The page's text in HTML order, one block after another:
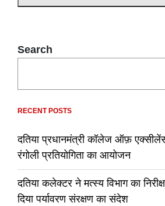
Search
RECENT POSTS
दतिया प्रधानमंत्री कॉलेज ऑफ़
रंगोली प्रतियोगिता का आयोजन
दतिया कलेक्टर ने मत्स्य विभाग का
दिया पर्यावरण संरक्षण का संदेश